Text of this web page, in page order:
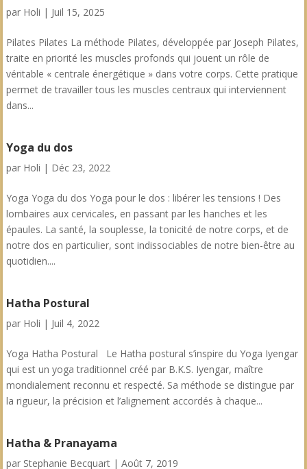
par Holi | Juil 15, 2025
Pilates Pilates La méthode Pilates, développée par Joseph Pilates,
traite en priorité les muscles profonds qui jouent un rôle de
véritable « centrale énergétique » dans votre corps. Cette pratique
permet de travailler tous les muscles centraux qui interviennent
dans...
Yoga du dos
par Holi | Déc 23, 2022
Yoga Yoga du dos Yoga pour le dos : libérer les tensions ! Des
lombaires aux cervicales, en passant par les hanches et les
épaules. La santé, la souplesse, la tonicité de notre corps, et de
notre dos en particulier, sont indissociables de notre bien-être au
quotidien....
Hatha Postural
par Holi | Juil 4, 2022
Yoga Hatha Postural Le Hatha postural s’inspire du Yoga Iyengar
qui est un yoga traditionnel créé par B.K.S. Iyengar, maître
mondialement reconnu et respecté. Sa méthode se distingue par
la rigueur, la précision et l’alignement accordés à chaque...
Hatha & Pranayama
par Stephanie Becquart| Août 7, 2019